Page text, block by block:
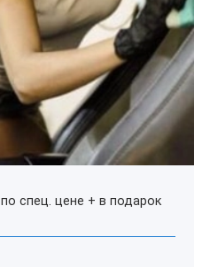
спец. цене + в подарок